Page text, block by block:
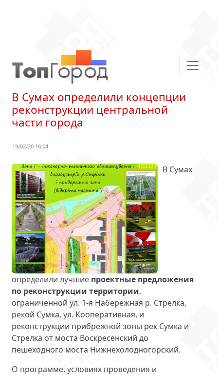
В Сумах определили концепции
реконструкции центральной
части города
19/02/20 16:04
В Сумах
определили лучшие проектные предложения
по реконструкции территории,
ограниченной ул. 1-я Набережная р. Стрелка,
рекой Сумка, ул. Кооперативная, и
реконструкции прибрежной зоны рек Сумка и
Стрелка от моста Воскресенский до
пешеходного моста Нижнехолодногорский.
О программе, условиях проведения и